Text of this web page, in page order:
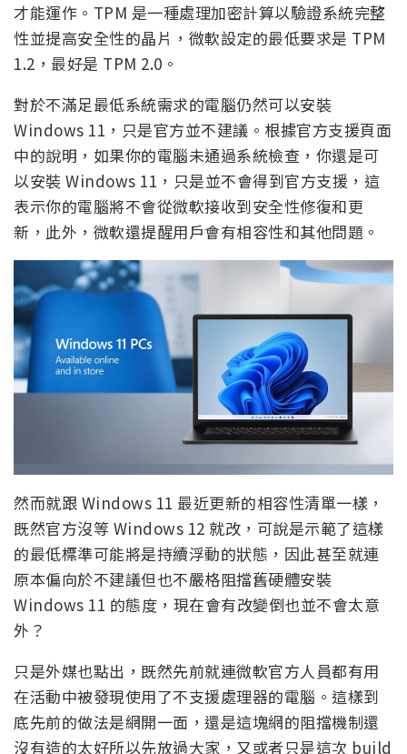
才能運作。TPM 是一種處理加密計算以驗證系統完整
性並提高安全性的晶片，微軟設定的最低要求是 TPM
1.2，最好是 TPM 2.0。
對於不滿足最低系統需求的電腦仍然可以安裝
Windows 11，只是官方並不建議。根據官方支援頁面
中的說明，如果你的電腦未通過系統檢查，你還是可
以安裝 Windows 11，只是並不會得到官方支援，這
表示你的電腦將不會從微軟接收到安全性修復和更
新，此外，微軟還提醒用戶會有相容性和其他問題。
然而就跟 Windows 11 最近更新的相容性清單一樣，
既然官方沒等 Windows 12 就改，可說是示範了這樣
的最低標準可能將是持續浮動的狀態，因此甚至就連
原本偏向於不建議但也不嚴格阻擋舊硬體安裝
Windows 11 的態度，現在會有改變倒也並不會太意
外？
只是外媒也點出，既然先前就連微軟官方人員都有用
在活動中被發現使用了不支援處理器的電腦。這樣到
底先前的做法是網開一面，還是這塊網的阻擋機制還
沒有造的太好所以先放過大家，又或者只是這次 build